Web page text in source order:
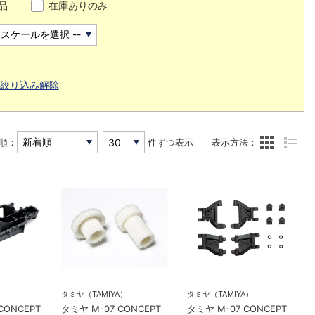
在庫ありのみ
絞り込み解除
： 件ずつ表示 表示方法：
タミヤ（TAMIYA）
タミヤ M-07 CONCEPT
タミヤ（TAMIYA）
タミヤ M-07 CONCEPT